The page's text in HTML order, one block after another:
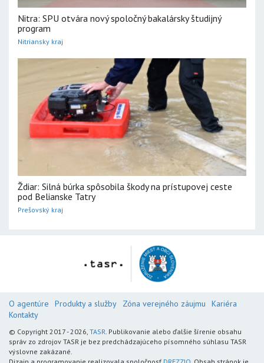
Nitra: SPU otvára nový spoločný bakalársky študijný
program
Nitriansky kraj
Ždiar: Silná búrka spôsobila škody na prístupovej ceste
pod Belianske Tatry
Prešovský kraj
O agentúre Produkty a služby Zóna verejného záujmu
Kariéra
Kontakty
© Copyright 2017 - 2026, TASR. Publikovanie alebo ďalšie šírenie obsahu
správ zo zdrojov TASR je bez predchádzajúceho písomného súhlasu TASR
výslovne zakázané.